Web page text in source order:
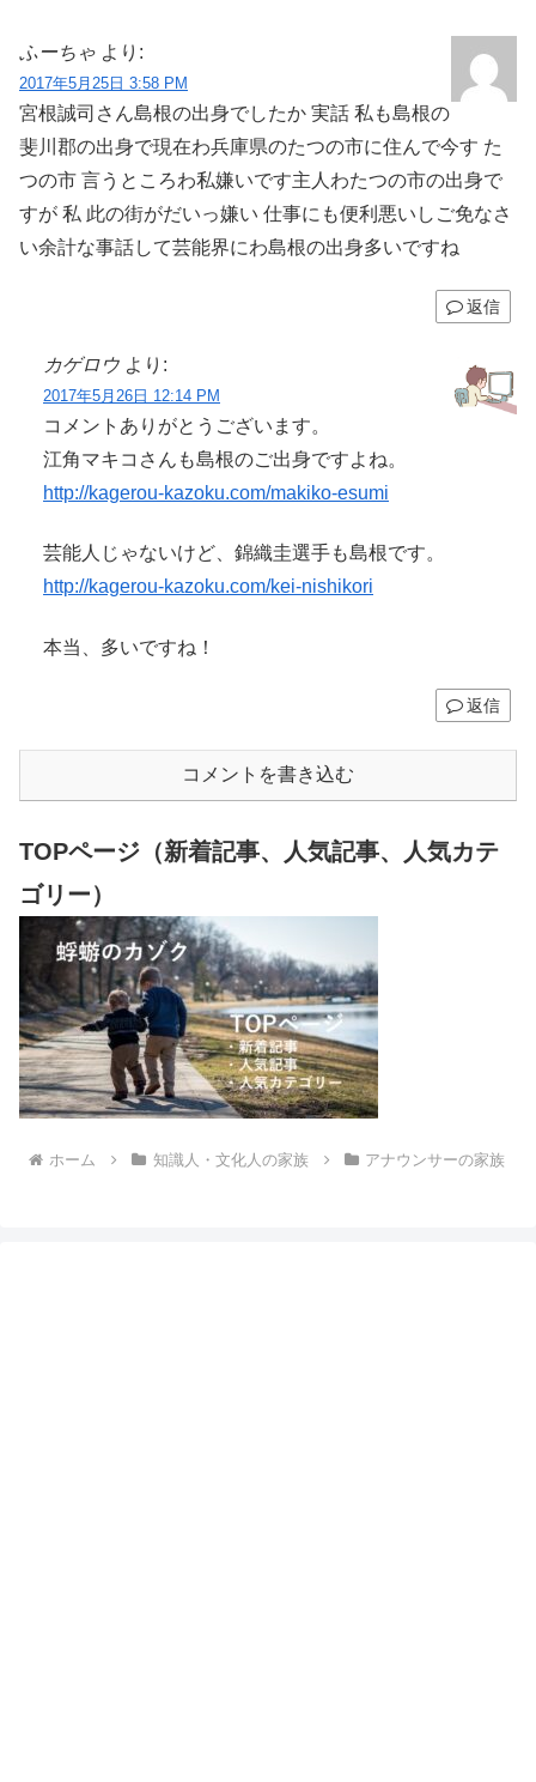
ふーちゃ より:
2017年5月25日 3:58 PM
宮根誠司さん島根の出身でしたか 実話 私も島根の
斐川郡の出身で現在わ兵庫県のたつの市に住んで今す た
つの市 言うところわ私嫌いです主人わたつの市の出身で
すが 私 此の街がだいっ嫌い 仕事にも便利悪いしご免なさ
い余計な事話して芸能界にわ島根の出身多いですね
返信
カゲロウ より:
2017年5月26日 12:14 PM
コメントありがとうございます。
江角マキコさんも島根のご出身ですよね。
http://kagerou-kazoku.com/makiko-esumi
芸能人じゃないけど、錦織圭選手も島根です。
http://kagerou-kazoku.com/kei-nishikori
本当、多いですね！
返信
コメントを書き込む
TOPページ（新着記事、人気記事、人気カテ
ゴリー）
ホーム 知識人・文化人の家族 アナウンサーの家族